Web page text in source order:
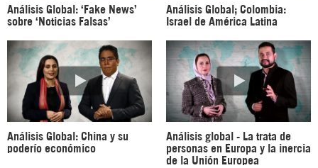
Análisis Global: ‘Fake News’
sobre ‘Noticias Falsas’
Análisis Global; Colombia:
Israel de América Latina
Análisis Global: China y su
poderío económico
Análisis global - La trata de
personas en Europa y la inercia
de la Unión Europea